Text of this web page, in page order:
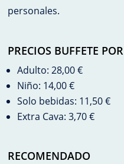
personales.
PRECIOS BUFFETE
Adulto: 28,00 €
Niño: 14,00 €
Solo bebidas: 11,50 €
Extra Cava: 3,70 €
RECOMENDADO